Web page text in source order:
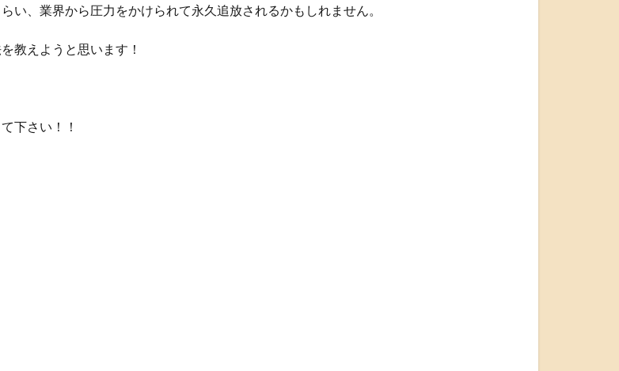
い、業界から圧力をかけられて永久追放されるかもしれません。
教えようと思います！
下さい！！